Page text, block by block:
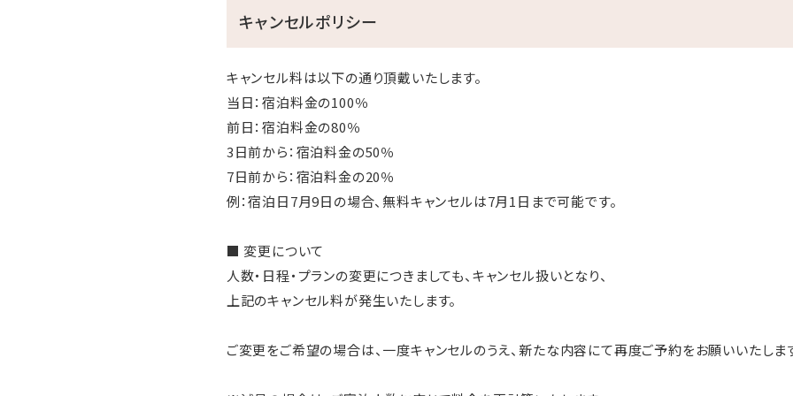
キャンセルポリシー
キャンセル料は以下の通り頂戴いたします。
当日：宿泊料金の100％
前日：宿泊料金の80％
3日前から：宿泊料金の50％
7日前から：宿泊料金の20％
例：宿泊日7月9日の場合、無料キャンセルは7月1日まで可能です。
■ 変更について
人数・日程・プランの変更につきましても、キャンセル扱いとなり、
上記のキャンセル料が発生いたします。
ご変更をご希望の場合は、一度キャンセルのうえ、新たな内容にて再度ご予約をお願いいたしま